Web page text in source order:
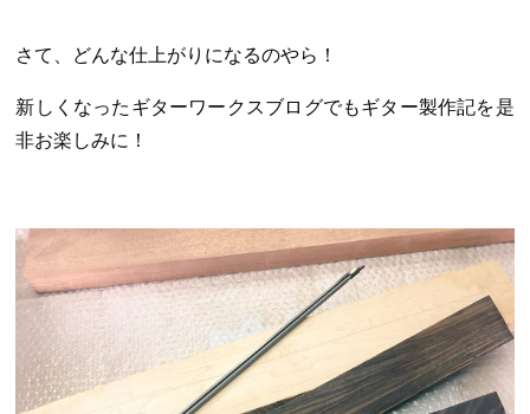
さて、どんな仕上がりになるのやら！
新しくなったギターワークスブログでもギター製作記を是
非お楽しみに！